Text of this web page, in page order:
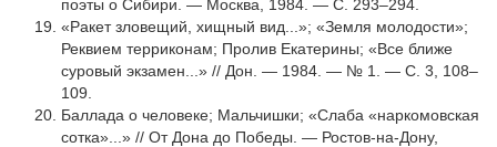
поэты о Сибири. — Москва, 1984. — С. 293–294.
«Ракет зловещий, хищный вид...»; «Земля молодости»;
Реквием терриконам; Пролив Екатерины; «Все ближе
суровый экзамен...» // Дон. — 1984. — № 1. — С. 3, 108–
109.
Баллада о человеке; Мальчишки; «Слаба «наркомовская
сотка»...» // От Дона до Победы. — Ростов-на-Дону,